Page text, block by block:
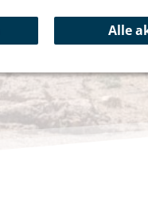
Alle